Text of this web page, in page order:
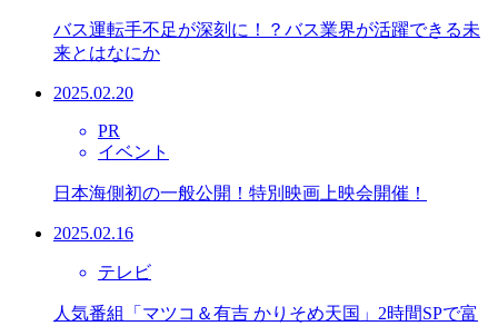
バス運転手不足が深刻に！？バス業界が活躍できる未
来とはなにか
2025.02.20
PR
イベント
日本海側初の一般公開！特別映画上映会開催！
2025.02.16
テレビ
人気番組「マツコ＆有吉 かりそめ天国」2時間SPで富